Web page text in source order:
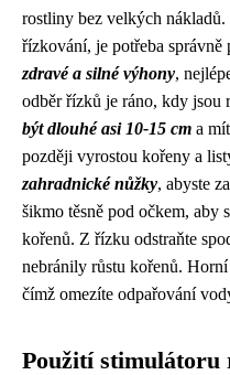
rostliny bez velkých nákladů.
řízkování, je potřeba správně
zdravé a silné výhony,
odběr řízků je ráno, kdy jsou
být dlouhé asi 10-15 cm a
později vyrostou kořeny a
zahradnické nůžky, abyste
šikmo těsně pod očkem, aby
kořenů. Z řízku odstraňte
nebránily růstu kořenů.
čímž omezíte odpařování
Použití stimulátoru